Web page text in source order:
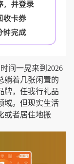
间一晃来到2026
躺着几张闲置的
牌，任我行礼品
域。但现实生活
或者居住地搬